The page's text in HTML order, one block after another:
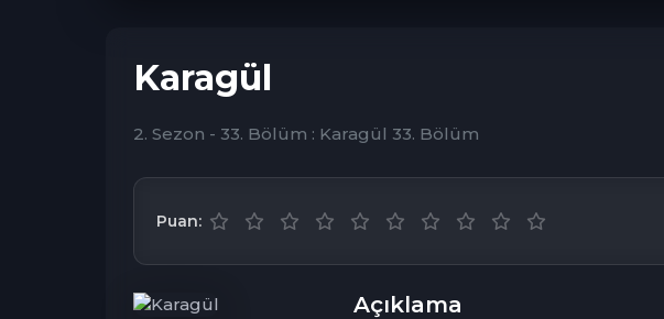
Karagül
2. Sezon - 33. Bölüm : Karagül 33. Bölüm
Puan:
Açıklama